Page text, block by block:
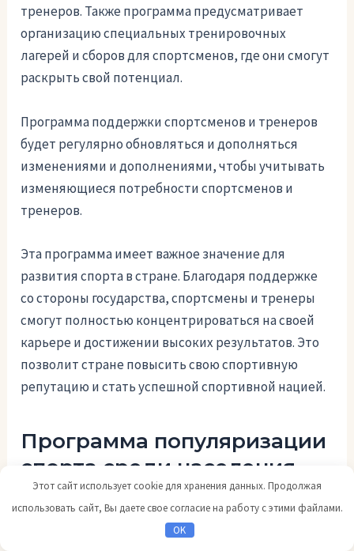
тренеров. Также программа предусматривает
организацию специальных тренировочных
лагерей и сборов для спортсменов, где они смогут
раскрыть свой потенциал.
Программа поддержки спортсменов и тренеров
будет регулярно обновляться и дополняться
изменениями и дополнениями, чтобы учитывать
изменяющиеся потребности спортсменов и
тренеров.
Эта программа имеет важное значение для
развития спорта в стране. Благодаря поддержке
со стороны государства, спортсмены и тренеры
смогут полностью концентрироваться на своей
карьере и достижении высоких результатов. Это
позволит стране повысить свою спортивную
репутацию и стать успешной спортивной нацией.
Программа популяризации
спорта среди населения
Постановление 821
Этот сайт использует cookie для хранения данных. Продолжая
использовать сайт, Вы даете свое согласие на работу с этими файлами.
OK